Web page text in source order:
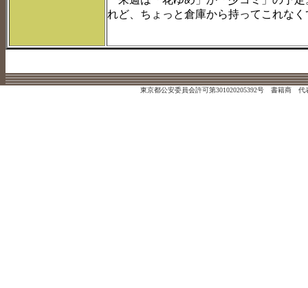
れど、ちょっと倉庫から持ってこれなく
東京都公安委員会許可第301020205392号 書籍商